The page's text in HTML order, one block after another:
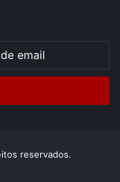
reservados.